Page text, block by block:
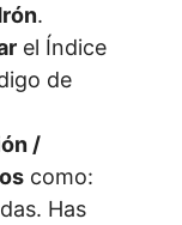
.
el Índice
de
/
como:
Has